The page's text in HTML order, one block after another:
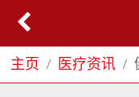
主页 医疗资讯